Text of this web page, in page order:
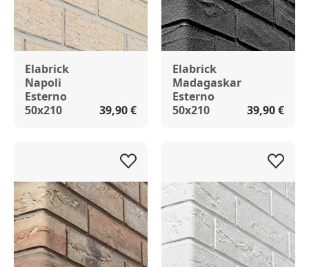
Elabrick
Napoli
Esterno
50x210
39,90 €
Elabrick
Madagaskar
Esterno
50x210
39,90 €